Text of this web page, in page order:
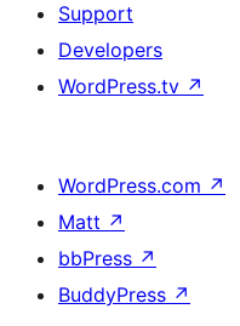
Support
Developers
WordPress.tv ↗
WordPress.com ↗
Matt ↗
bbPress ↗
BuddyPress ↗